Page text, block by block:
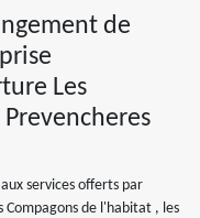
de
Les
services offerts par
Compagons de l'habitat , les